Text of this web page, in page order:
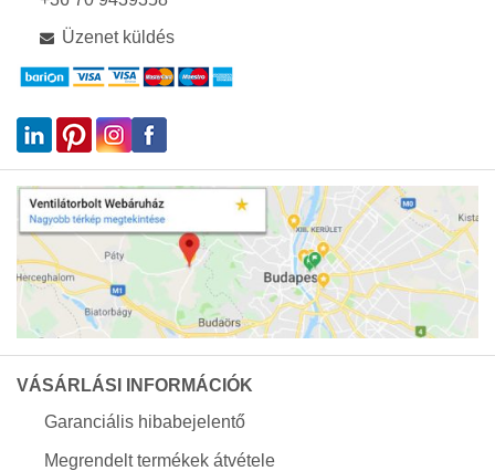
Üzenet küldés
VÁSÁRLÁSI INFORMÁCIÓK
Garanciális hibabejelentő
Megrendelt termékek átvétele